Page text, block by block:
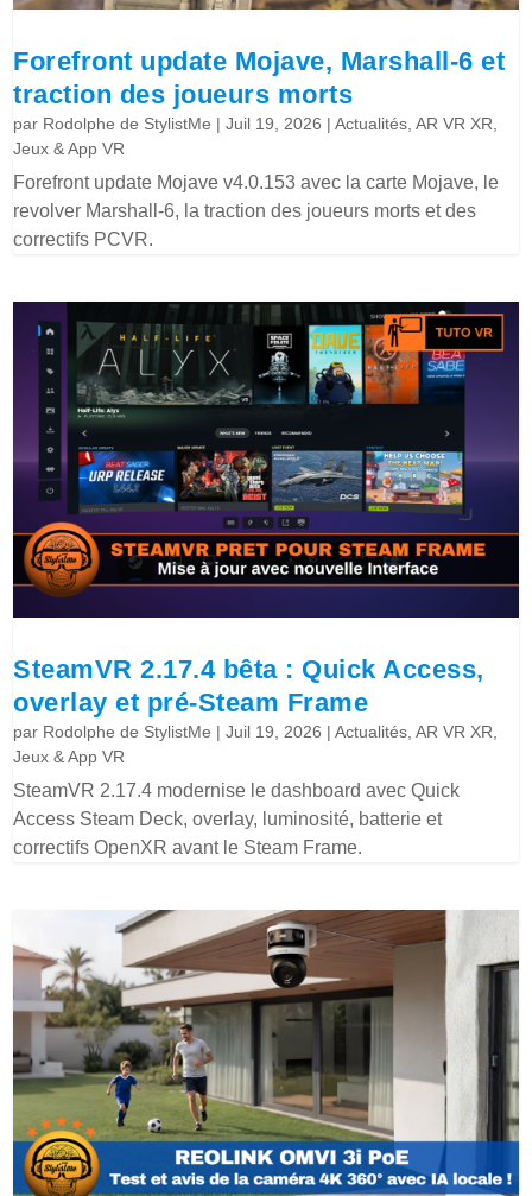
Forefront update Mojave, Marshall-6 et
traction des joueurs morts
par Rodolphe de StylistMe |Juil 19, 2026 |Actualités ,AR VR XR
Jeux & App VR
Forefront update Mojave v4.0.153 avec la carte Mojave, le
revolver Marshall-6, la traction des joueurs morts et des
correctifs PCVR.
SteamVR 2.17.4 bêta : Quick Access,
overlay et pré-Steam Frame
par Rodolphe de StylistMe |Juil 19, 2026 |Actualités ,AR VR XR
Jeux & App VR
SteamVR 2.17.4 modernise le dashboard avec Quick
Access Steam Deck, overlay, luminosité, batterie et
correctifs OpenXR avant le Steam Frame.